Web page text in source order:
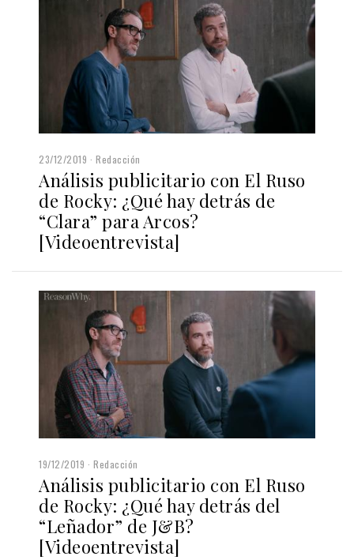
23/12/2019 Redacción
Análisis publicitario con El Ruso
de Rocky: ¿Qué hay detrás de
“Clara” para Arcos?
[Videoentrevista]
19/12/2019 Redacción
Análisis publicitario con El Ruso
de Rocky: ¿Qué hay detrás del
“Leñador” de J&B?
[Videoentrevista]